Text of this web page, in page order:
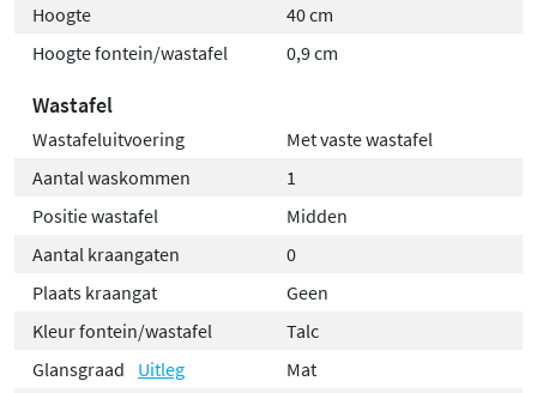
Hoogte
40 cm
Hoogte fontein/wastafel
0,9 cm
Wastafel
Wastafeluitvoering
Met vaste wastafel
Aantal waskommen
1
Positie wastafel
Midden
Aantal kraangaten
0
Plaats kraangat
Geen
Kleur fontein/wastafel
Talc
Glansgraad
Uitleg
Mat